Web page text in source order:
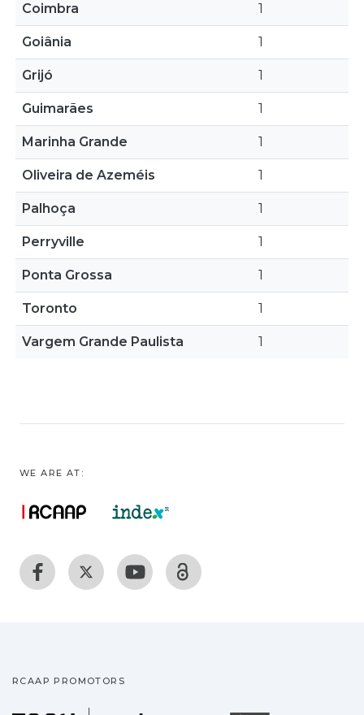
Coimbra 1
Goiânia 1
Grijó 1
Guimarães 1
Marinha Grande 1
Oliveira de Azeméis 1
Palhoça 1
Perryville 1
Ponta Grossa 1
Toronto 1
Vargem Grande Paulista 1
WE ARE AT:
RCAAP PROMOTORS